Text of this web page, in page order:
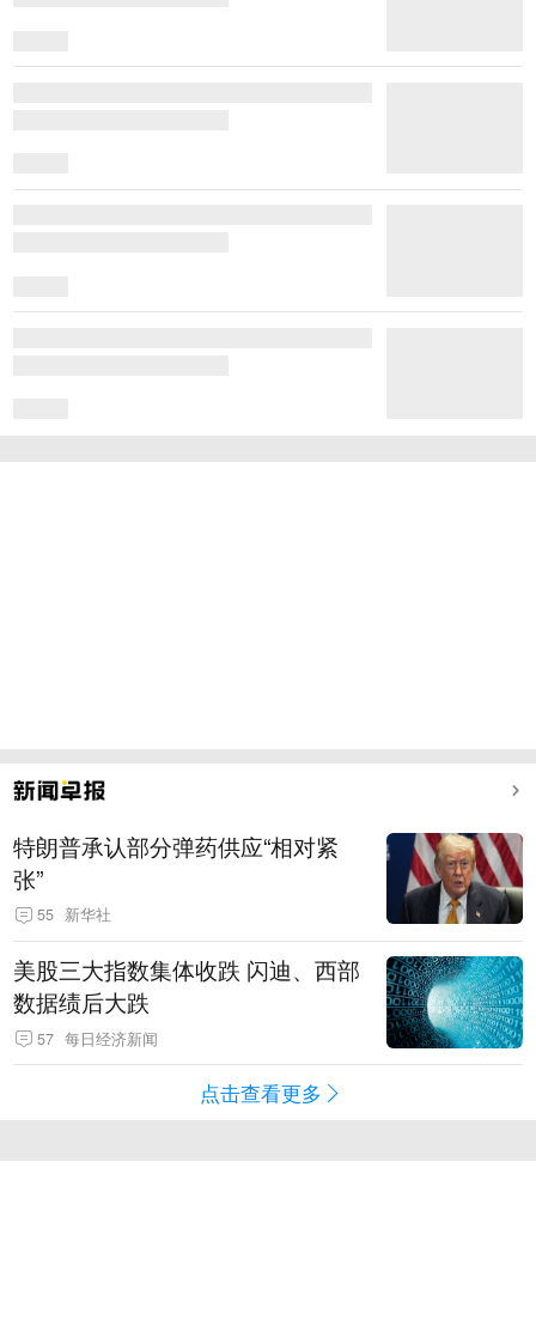
特朗普承认部分弹药供应“相对紧
张”
55 新华社
美股三大指数集体收跌 闪迪、西部
数据绩后大跌
57 每日经济新闻
点击查看更多